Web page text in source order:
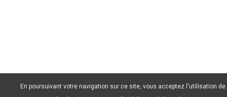
En poursuivant votre navigation sur ce site, vous acceptez l'utilisation